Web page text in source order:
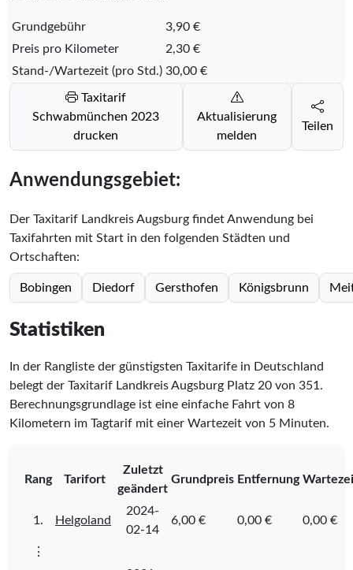
Grundgebühr
3,90 €
Preis pro Kilometer
2,30 €
Stand-/Wartezeit (pro Std.) 30,00 €
Taxitarif
Schwabmünchen 2023
drucken
Aktualisierung
melden
Teilen
Anwendungsgebiet:
Der Taxitarif Landkreis Augsburg findet Anwendung bei
Taxifahrten mit Start in den folgenden Städten und
Ortschaften:
Bobingen Diedorf Gersthofen Königsbrunn
Statistiken
In der Rangliste der günstigsten Taxitarife in Deutschland
belegt der Taxitarif Landkreis Augsburg Platz 20 von 351.
Berechnungsgrundlage ist eine einfache Fahrt von 8
Kilometern im Tagtarif mit einer Wartezeit von 5 Minuten.
Rang Tarifort
Zuletzt
geändert
Grundpreis Entfernung
1. Helgoland
2024-
02-14
6,00 € 0,00 € 0,00 €
⋮